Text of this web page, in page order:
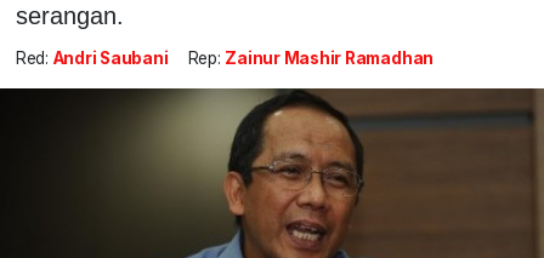
serangan.
Red: Andri Saubani Rep: Zainur Mashir Ramadhan